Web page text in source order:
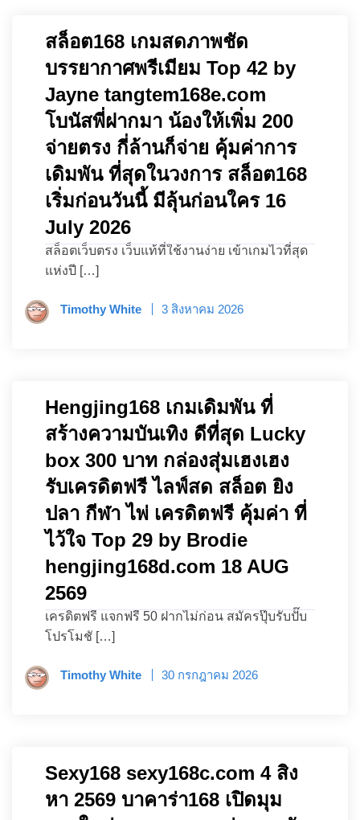
สล็อต168 เกมสดภาพชัด
บรรยากาศพรีเมียม Top 42 by
Jayne tangtem168e.com
โบนัสพี่ฝากมา น้องให้เพิ่ม 200
จ่ายตรง กี่ล้านก็จ่าย คุ้มค่าการ
เดิมพัน ที่สุดในวงการ สล็อต168
เริ่มก่อนวันนี้ มีลุ้นก่อนใคร 16
July 2026
สล็อตเว็บตรง เว็บแท้ที่ใช้งานง่าย เข้าเกมไวที่สุด
แห่งปี […]
Timothy White 3 สิงหาคม 2026
Hengjing168 เกมเดิมพัน ที่
สร้างความบันเทิง ดีที่สุด Lucky
box 300 บาท กล่องสุ่มเฮงเฮง
รับเครดิตฟรี ไลฟ์สด สล็อต ยิง
ปลา กีฬา ไพ่ เครดิตฟรี คุ้มค่า ที่
ไว้ใจ Top 29 by Brodie
hengjing168d.com 18 AUG
2569
เครดิตฟรี แจกฟรี 50 ฝากไม่ก่อน สมัครปุ๊บรับปั๊บ
โปรโมชั […]
Timothy White 30 กรกฎาคม 2026
Sexy168 sexy168c.com 4 สิง
หา 2569 บาคาร่า168 เปิดมุม